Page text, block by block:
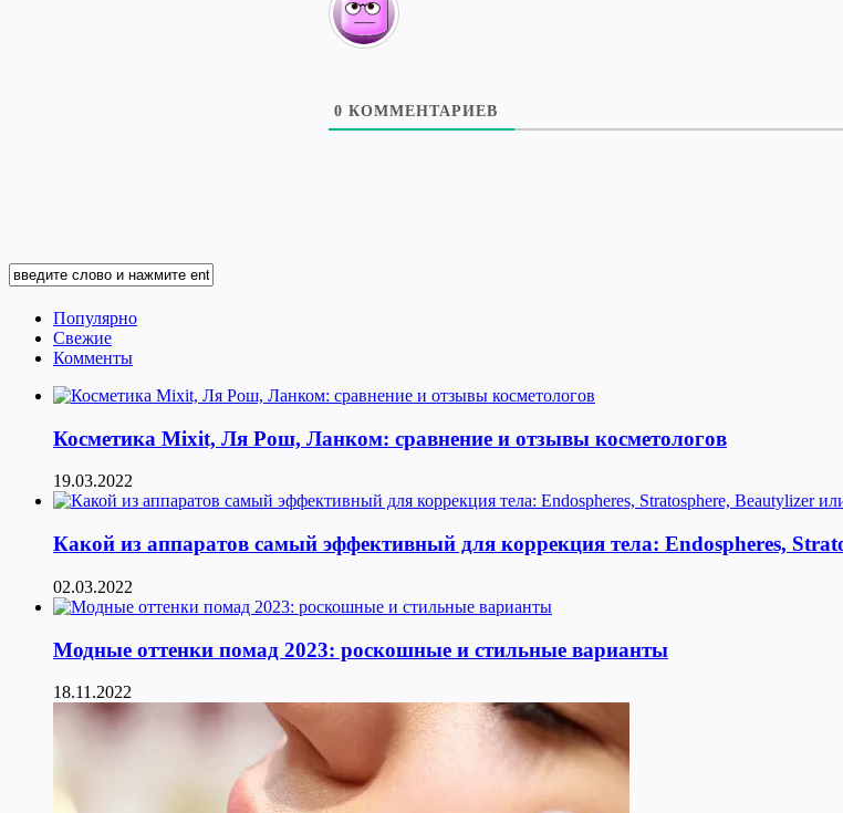
0 КОММЕНТАРИЕВ
Популярно
Свежие
Комменты
Косметика Мixit, Ля Рош, Ланком: сравнение и отзывы косметологов
19.03.2022
Какой из аппаратов самый эффективный для коррекция тела: Endospheres,
02.03.2022
Модные оттенки помад 2023: роскошные и стильные варианты
18.11.2022